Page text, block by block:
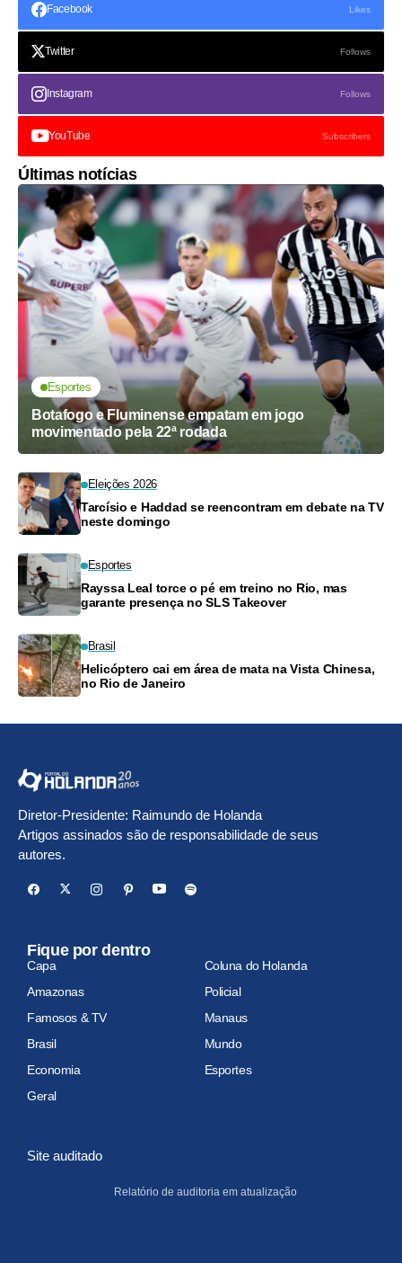
Facebook Likes
Twitter Follows
Instagram Follows
YouTube Subscribers
Últimas notícias
Esportes
Botafogo e Fluminense empatam em jogo
movimentado pela 22ª rodada
Eleições 2026
Tarcísio e Haddad se reencontram em debate na TV
neste domingo
Esportes
Rayssa Leal torce o pé em treino no Rio, mas
garante presença no SLS Takeover
Brasil
Helicóptero cai em área de mata na Vista Chinesa,
no Rio de Janeiro
Diretor-Presidente: Raimundo de Holanda
Artigos assinados são de responsabilidade de seus
autores.
Fique por dentro
Capa
Coluna do Holanda
Amazonas
Policial
Famosos & TV
Manaus
Brasil
Mundo
Economia
Esportes
Geral
Site auditado
Relatório de auditoria em atualização